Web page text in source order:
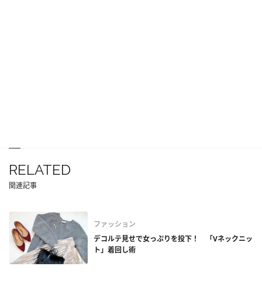
RELATED
関連記事
ファッション
デコルテ見せで女っぷりを投下！ 「Vネックニッ
ト」着回し術